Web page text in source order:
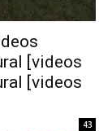
[videos
[videos
43